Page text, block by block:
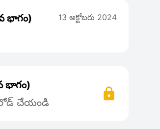
భాగం) 13 అక్టోబరు 2024
భాగం)
చేయండి